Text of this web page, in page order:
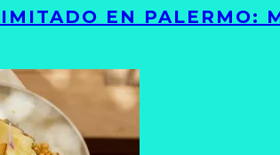
EN PALERMO: